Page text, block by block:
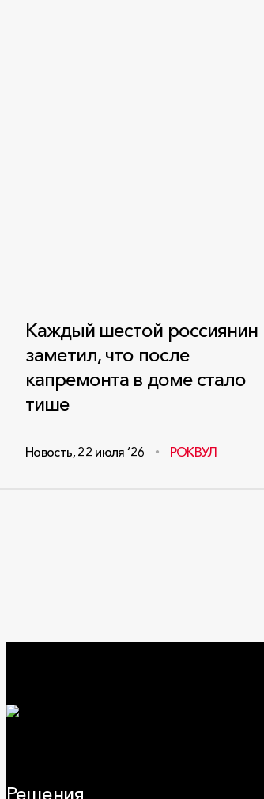
Каждый шестой россиянин
заметил, что после
капремонта в доме стало
тише
Новость, 22 июля ‘26 РОКВУЛ
Решения